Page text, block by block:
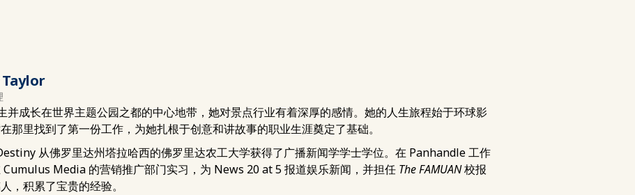
并成长在世界主题公园之都的中心地带，她对景点行业有着深厚的感情。她的人生旅程始于环球影
那里找到了第一份工作，为她扎根于创意和讲故事的职业生涯奠定了基础。
从佛罗里达州塔拉哈西的佛罗里达农工大学获得了广播新闻学学士学位。在 Panhandle 工作
Cumulus Media 的营销推广部门实习，为 News 20 at 5 报道娱乐新闻，并担任 The FAMUAN校报
，积累了宝贵的经验。